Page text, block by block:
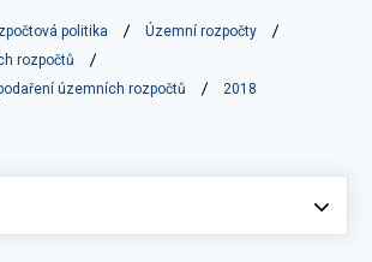
politika
Územní rozpočty
rozpočtů
územních rozpočtů
2018